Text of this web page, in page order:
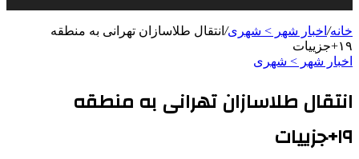
خانه/ اخبار شهر > شهری/ انتقال طلاسازان تهرانی به منطقه
۱۹+‌جزییات
اخبار شهر > شهری
انتقال طلاسازان تهرانی به منطقه
۱۹+‌جزییات